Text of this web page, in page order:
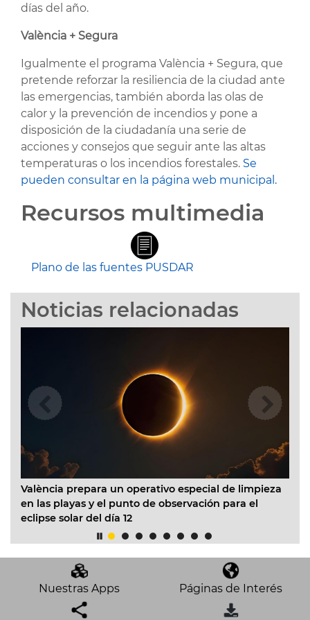
días del año.
València + Segura
Igualmente el programa València + Segura, que
pretende reforzar la resiliencia de la ciudad ante
las emergencias, también aborda las olas de
calor y la prevención de incendios y pone a
disposición de la ciudadanía una serie de
acciones y consejos que seguir ante las altas
temperaturas o los incendios forestales. Se
pueden consultar en la página web municipal.
Recursos multimedia
Plano de las fuentes PUSDAR
Noticias relacionadas
prepara un operativo especial de limpieza
las playas y el punto de observación para el
solar del día 12
El
Nuestras Apps Páginas de Interés